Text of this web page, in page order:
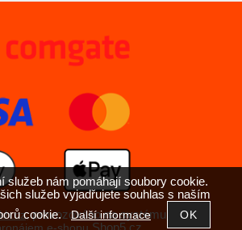
,provozováno na systému
tvorba
služeb nám pomáhají soubory cookie.
služeb vyjadřujete souhlas s naším
cookie.Další informace